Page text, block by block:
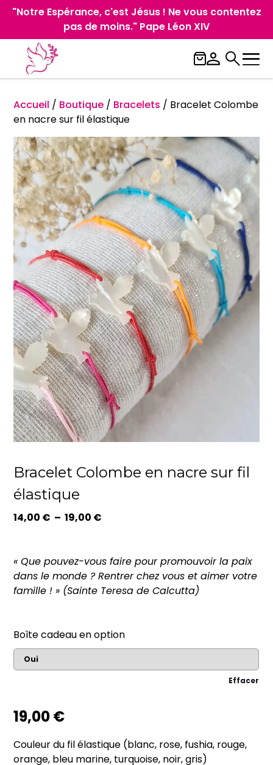
"Notre Espérance, c'est Jésus ! Ne vous contentez
pas de moins." Pape Léon XIV
Accueil / Boutique / Bracelets / Bracelet Colombe
en nacre sur fil élastique
Bracelet Colombe en nacre sur fil
élastique
14,00 € – 19,00 €
14,00 €
à
19,00 €
« Que pouvez-vous faire pour promouvoir la paix
dans le monde ? Rentrer chez vous et aimer votre
famille ! » (Sainte Teresa de Calcutta)
Boîte cadeau en option
Effacer
19,00€
Couleur du fil élastique (blanc, rose, fushia, rouge,
orange, bleu marine, turquoise, noir, gris)